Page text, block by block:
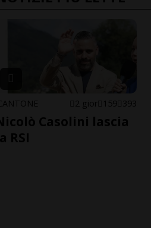
2 gior 159 393
Casolini lascia
RSI